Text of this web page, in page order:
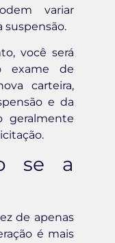
variar
suspensão.
você será
exame de
carteira,
e da
geralmente
se a
de apenas
é mais